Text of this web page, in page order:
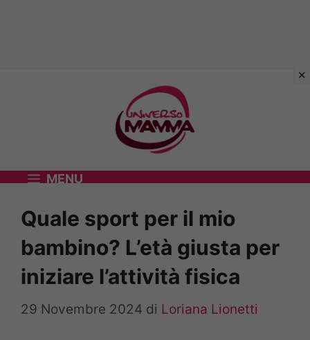
MENU
Quale sport per il mio
bambino? L’età giusta per
iniziare l’attività fisica
29 Novembre 2024 di Loriana Lionetti